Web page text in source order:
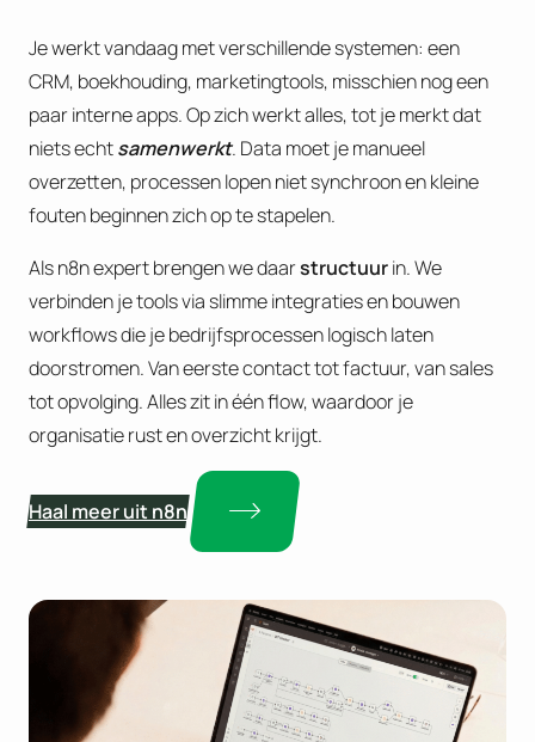
Je werkt vandaag met verschillende systemen: een
CRM, boekhouding, marketingtools, misschien nog een
paar interne apps. Op zich werkt alles, tot je merkt dat
niets echtsamenwerkt. Data moet je manueel
overzetten, processen lopen niet synchroon en kleine
fouten beginnen zich op te stapelen.
Als n8n expert brengen we daarstructuurin. We
verbinden je tools via slimme integraties en bouwen
workflows die je bedrijfsprocessen logisch laten
doorstromen. Van eerste contact tot factuur, van sales
tot opvolging. Alles zit in één flow, waardoor je
organisatie rust en overzicht krijgt.
Haal meer uit n8n